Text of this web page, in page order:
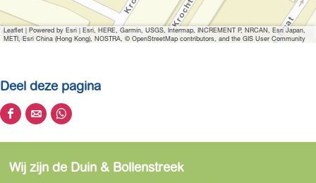
Leaflet | Powered by Esri | Esri, HERE, Garmin, USGS, Intermap, INCREMENT P, NRCAN, Esri Japan,
METI, Esri China (Hong Kong), NOSTRA, © OpenStreetMap contributors, and the GIS User Community
Deel deze pagina
D
e
l
D
e
l
D
e
l
Wij zijn de Duin & Bollenstreek